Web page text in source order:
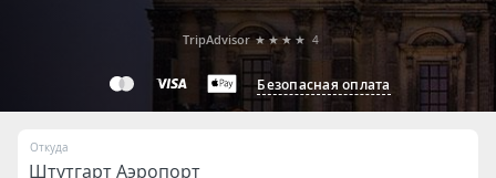
Безопасная оплата
TripAdvisor ★★★★ 4
Откуда